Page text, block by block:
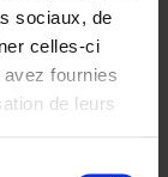
sociaux, de
celles-ci
fournies
de leurs